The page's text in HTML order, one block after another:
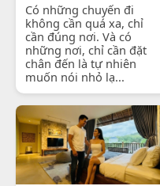
Có những chuyến đi
không cần quá xa, chỉ
cần đúng nơi. Và có
những nơi, chỉ cần đặt
chân đến là tự nhiên
muốn nói nhỏ lạ...